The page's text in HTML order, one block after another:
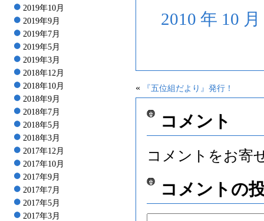
2019年10月
2019年9月
2019年7月
2019年5月
2019年3月
2018年12月
2018年10月
2018年9月
2018年7月
2018年5月
2018年3月
2017年12月
2017年10月
2017年9月
2017年7月
2017年5月
2017年3月
2010 年 10
« 『五位組だより』発行！
コメント
コメントをお寄
コメントの